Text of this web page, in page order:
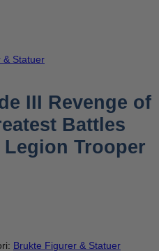
& Statuer
III Revenge of
Battles
Trooper
Brukte Figurer & Statuer